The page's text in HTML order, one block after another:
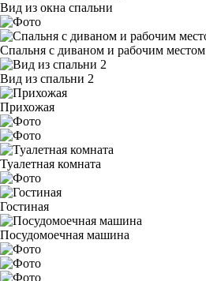
Вид из окна спальни
Спальня с диваном и рабочим местом
Вид из спальни 2
Прихожая
Туалетная комната
Гостиная
Посудомоечная машина